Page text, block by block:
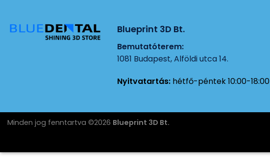
Blueprint 3D Bt.
Bemutatóterem:
1081 Budapest, Alföldi utca 14.
Nyitvatartás: hétfő-péntek 10:00-18:00
Minden jog fenntartva ©2026 Blueprint 3D Bt.